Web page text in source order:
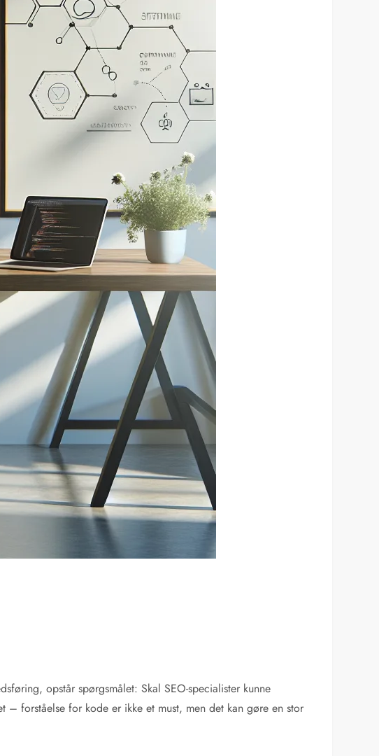
opstår spørgsmålet: Skal SEO-specialister kunne
– forståelse for kode er ikke et must, men det kan gøre en stor